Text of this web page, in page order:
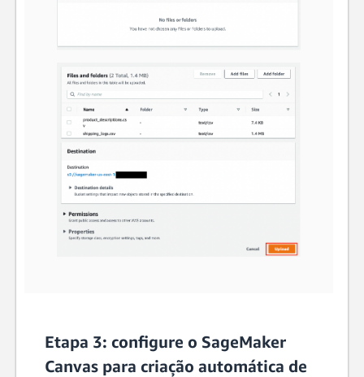
Etapa 3: configure o SageMaker
Canvas para criação automática de